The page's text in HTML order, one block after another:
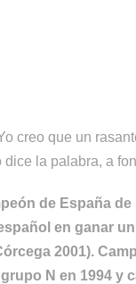
creo que un
dice la palabra, a
de España de
en ganar un
2001).
N en 1994 y